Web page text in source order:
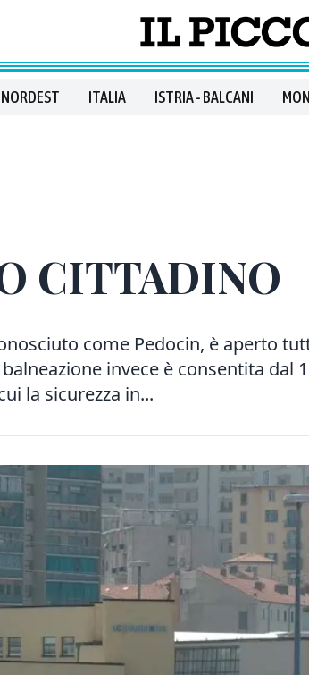
NORDEST ITALIA ISTRIA - BALCANI
CITTADINO
come Pedocin, è aperto
invece è consentita dal
la sicurezza in...